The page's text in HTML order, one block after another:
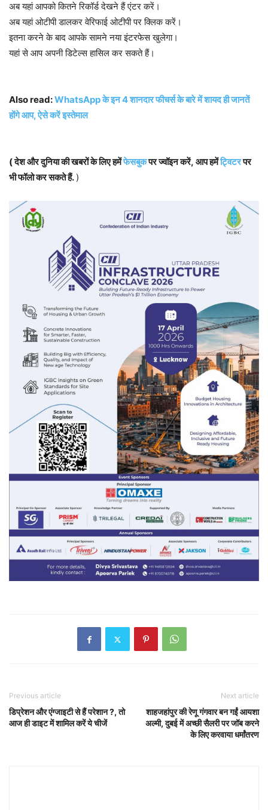
अब यहां आपको कितने रिकॉर्ड देखने हैं एंटर करें।
अब यहां ओटीपी डालकर वेरिफाई ओटीपी पर क्लिक करें।
इतना करने के बाद आपके सामने नया इंटरफेस खुलेगा।
यहां से आप अपनी डिटेल्स हासिल कर सकते हैं।
Also read:WhatsApp के इन 4 शानदार फीचर्स के बारे में शायद ही जानतें
होंगे आप, ऐसे करें इस्तेमाल
( देश और दुनिया की खबरों के लिए हमेंफेसबुकपर ज्वॉइन करें, आप हमेंट्विटरपर
भी फॉलो कर सकते हैं. )
Previous article
डिप्रेशन और एंग्जाइटी से हैं परेशान ?, तो
आज ही डाइट में शामिल करें ये चीजें
Next article
शाहजहांपुर की रेणू गंगवार बन गईं आयशा
अल्मी, दुबई में अच्छी सैलरी पर जॉब करने
के लिए करवाया धर्मांतरण